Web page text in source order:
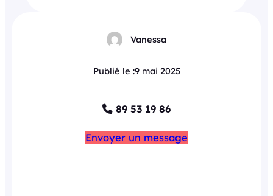
Vanessa
Publié le :9 mai 2025
89 53 19 86
Envoyer un message